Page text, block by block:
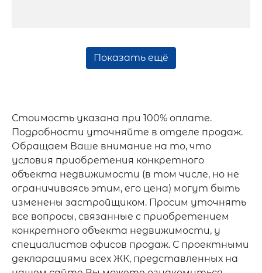
Показать ещё
Стоимость указана при 100% оплате.
Подробности уточняйте в отделе продаж.
Обращаем Ваше внимание на то, что
условия приобретения конкретного
объекта недвижимости (в том числе, но не
ограничиваясь этим, его цена) могут быть
изменены застройщиком. Просим уточнять
все вопросы, связанные с приобретением
конкретного объекта недвижимости, у
специалистов офисов продаж. С проектными
декларациями всех ЖК, представленных на